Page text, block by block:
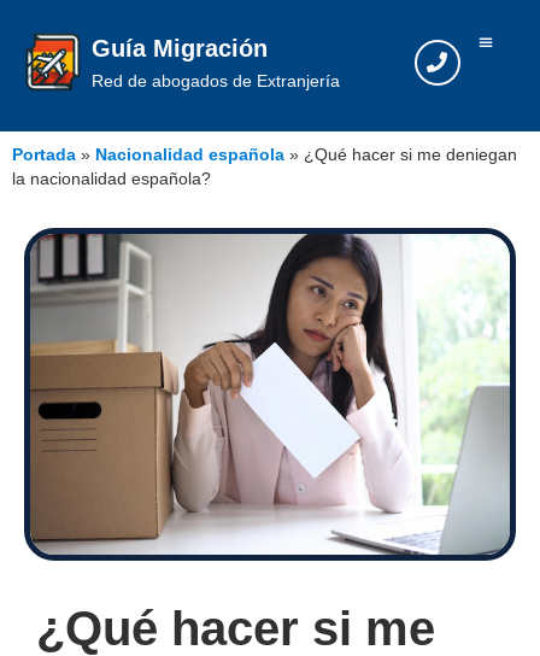
Guía Migración
Red de abogados de Extranjería
Portada » Nacionalidad española » ¿Qué hacer si me deniegan
la nacionalidad española?
¿Qué hacer si me